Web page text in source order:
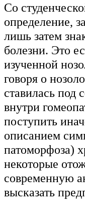
Со
определение,
лишь затем
болезни. Это
изученной
говоря о
ставилась
внутри
поступить
описанием
патоморфоза)
некоторые
современную
высказать